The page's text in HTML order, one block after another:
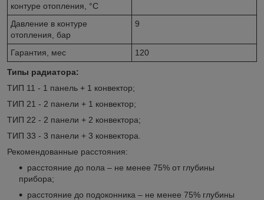
контуре отопления, °C
Давление в контуре
отопления, бар
9
Гарантия, мес 120
Типы радиатора:
ТИП 11 - 1 панель + 1 конвектор;
ТИП 21 - 2 панели + 1 конвектор;
ТИП 22 - 2 панели + 2 конвектора;
ТИП 33 - 3 панели + 3 конвектора.
Рекомендованные расстояния:
расстояние до пола – не менее 75% от глубины
прибора;
расстояние до подоконника – не менее 75% глубины